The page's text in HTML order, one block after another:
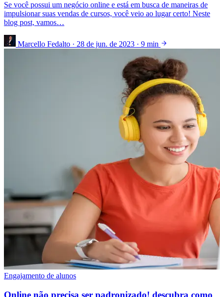
Se você possui um negócio online e está em busca de maneiras de
impulsionar suas vendas de cursos, você veio ao lugar certo! Neste
blog post, vamos…
Marcello Fedalto · 28 de jun. de 2023 · 9 min
Engajamento de alunos
Online não precisa ser padronizado! descubra como